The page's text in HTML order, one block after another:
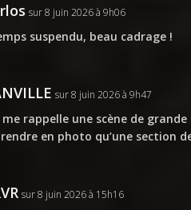
sur 8 juin 2026 à 9h06
suspendu, beau cadrage !
sur 8 juin 2026 à 9h47
me rappelle une scène de
en photo qu’une section
sur 8 juin 2026 à 15h16